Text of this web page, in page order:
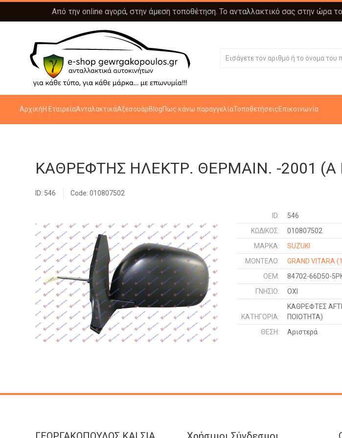
Από την online αγορά, στην άμεση τοποθέτηση. Το ανταλλακτικό σας στην ώρα
ΑρχικήΗ ΕταιρείαΑνταλακτικάΑξεσουάρBlogΠως κάνω παραγγελίαΤοποθετήσειςΕπικοινωνία
ΚΑΘΡΕΦΤΗΣ ΗΛΕΚΤΡ. ΘΕΡΜΑΙΝ. -2001 (Α
ID: 546 Code: 010807502
ID:
546
ΚΩΔΙΚΌΣ:
010807502
ΜΑΡΚΑ:
SUZUKI
ΜΟΝΤΕΛΟ:
GRAND VITARA
OEM:
84702-66D50-
ΓΝΉΣΙΟ:
ΟΧΙ
ΚΑΤΗΓΟΡΊΑ:
ΚΑΘΡΕΦΤΕΣ
ΠΟΙΟΤΗΤΑ)
ΘΈΣΗ:
Αριστερά